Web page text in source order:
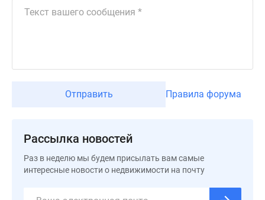
Программа
Отправить Правила форума
Рассылка новостей
Раз в неделю мы будем присылать вам самые
интересные новости о недвижимости на почту